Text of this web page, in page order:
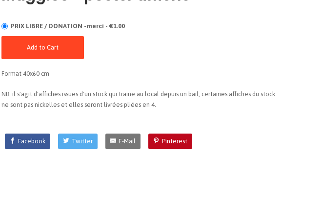
PRIX LIBRE / DONATION -merci - €1.00
Add to Cart
Format 40x60 cm
NB: il s'agit d'affiches issues d'un stock qui traine au local depuis un bail, certaines affiches du stock
ne sont pas nickelles et elles seront livrées pliées en 4.
Facebook Twitter E-Mail Pinterest